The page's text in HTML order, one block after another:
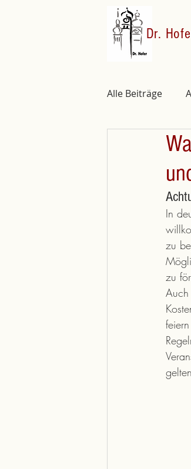
Dr.
Alle Beiträge
Angestellte
In
zu
zu